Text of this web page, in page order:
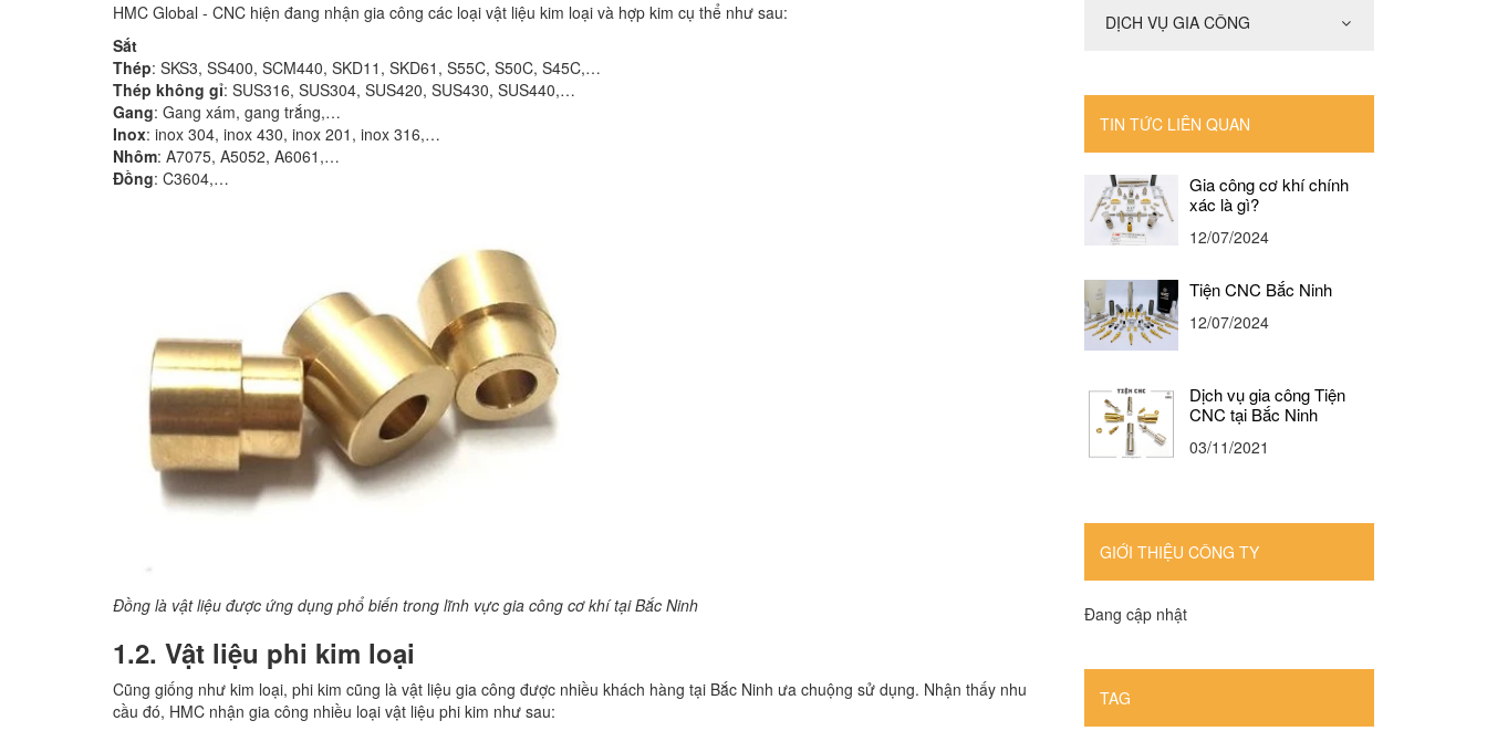
HMC Global - CNC hiện đang nhận gia công các loại vật liệu kim loại và hợp kim cụ thể như sau:
Sắt
Thép: SKS3, SS400, SCM440, SKD11, SKD61, S55C, S50C, S45C,…
Thép không gỉ: SUS316, SUS304, SUS420, SUS430, SUS440,…
Gang: Gang xám, gang trắng,…
Inox: inox 304, inox 430, inox 201, inox 316,…
Nhôm: A7075, A5052, A6061,…
Đồng: C3604,…
Đồng là vật liệu được ứng dụng phổ biến trong lĩnh vực gia công cơ khí tại Bắc Ninh
1.2. Vật liệu phi kim loại
Cũng giống như kim loại, phi kim cũng là vật liệu gia công được nhiều khách hàng tại Bắc Ninh ưa chuộng sử dụng. Nhận thấy nhu
cầu đó, HMC nhận gia công nhiều loại vật liệu phi kim như sau:
DỊCH VỤ GIA CÔNG
TIN TỨC LIÊN QUAN
Gia công cơ khí chính
xác là gì?
12/07/2024
Tiện CNC Bắc Ninh
12/07/2024
Dịch vụ gia công Tiện
CNC tại Bắc Ninh
03/11/2021
GIỚI THIỆU CÔNG TY
Đang cập nhật
TAG